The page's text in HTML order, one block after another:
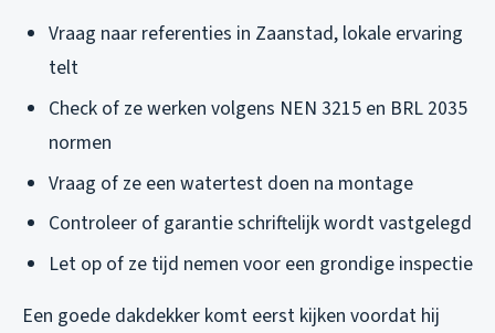
Vraag naar referenties in Zaanstad, lokale ervaring
telt
Check of ze werken volgens NEN 3215 en BRL 2035
normen
Vraag of ze een watertest doen na montage
Controleer of garantie schriftelijk wordt vastgelegd
Let op of ze tijd nemen voor een grondige inspectie
Een goede dakdekker komt eerst kijken voordat hij